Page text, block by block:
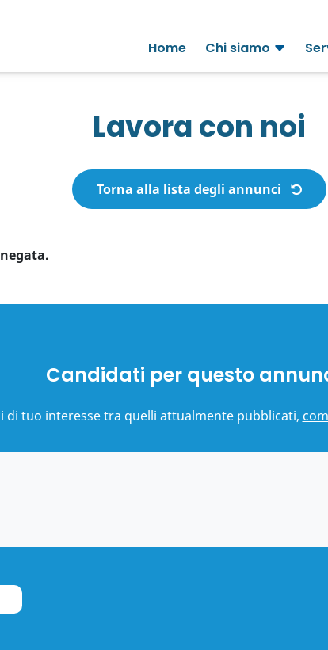
Home Chi siamo
Lavora con noi
Torna alla lista degli annunci
Candidati per questo
di tuo interesse tra quelli attualmente pubblicati,